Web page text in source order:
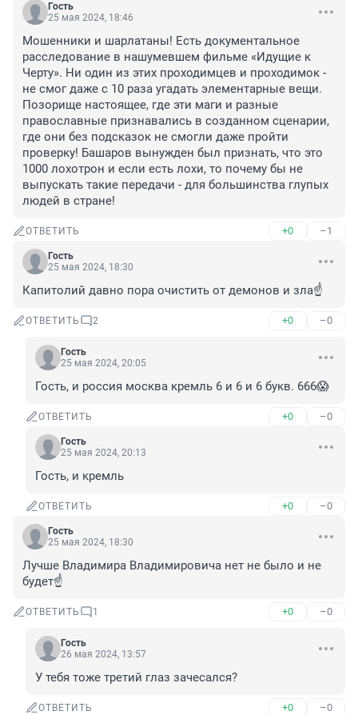
Гость
25 мая 2024, 18:46
Мошенники и шарлатаны! Есть документальное
расследование в нашумевшем фильме «Идущие к
Черту». Ни один из этих проходимцев и проходимок -
не смог даже с 10 раза угадать элементарные вещи.
Позорище настоящее, где эти маги и разные
православные признавались в созданном сценарии,
где они без подсказок не смогли даже пройти
проверку! Башаров вынужден был признать, что это
1000 лохотрон и если есть лохи, то почему бы не
выпускать такие передачи - для большинства глупых
людей в стране!
ОТВЕТИТЬ +0 –1
Гость
25 мая 2024, 18:30
Капитолий давно пора очистить от демонов и зла☝️
ОТВЕТИТЬ 2 +0 –0
Гость
25 мая 2024, 20:05
Гость, и россия москва кремль 6 и 6 и 6 букв. 666😱
ОТВЕТИТЬ +0 –0
Гость
25 мая 2024, 20:13
Гость, и кремль
ОТВЕТИТЬ +0 –0
Гость
25 мая 2024, 18:30
Лучше Владимира Владимировича нет не было и не
будет☝️
ОТВЕТИТЬ 1 +0 –0
Гость
26 мая 2024, 13:57
У тебя тоже третий глаз зачесался?
ОТВЕТИТЬ +0 –0